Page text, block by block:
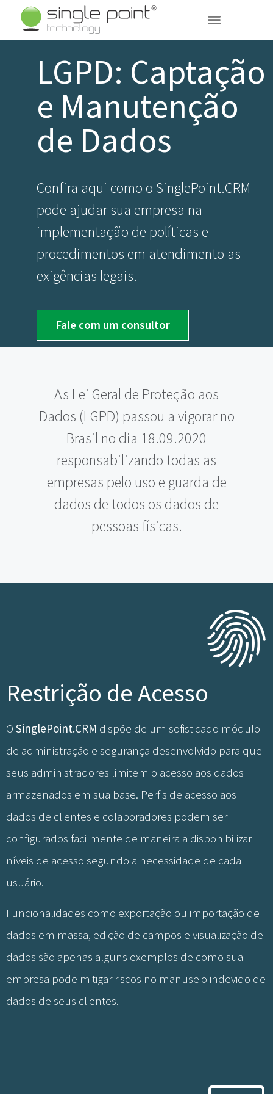
LGPD: Captação
e Manutenção
de Dados
Confira aqui como o SinglePoint.CRM
pode ajudar sua empresa na
implementação de políticas e
procedimentos em atendimento as
exigências legais.
Fale com um consultor
As Lei Geral de Proteção aos
Dados (LGPD) passou a vigorar no
Brasil no dia 18.09.2020
responsabilizando todas as
empresas pelo uso e guarda de
dados de todos os dados de
pessoas físicas.
Restrição de Acesso
O SinglePoint.CRM dispõe de um sofisticado módulo
de administração e segurança desenvolvido para que
seus administradores limitem o acesso aos dados
armazenados em sua base. Perfis de acesso aos
dados de clientes e colaboradores podem ser
configurados facilmente de maneira a disponibilizar
níveis de acesso segundo a necessidade de cada
usuário.
Funcionalidades como exportação ou importação de
dados em massa, edição de campos e visualização de
dados são apenas alguns exemplos de como sua
empresa pode mitigar riscos no manuseio indevido de
dados de seus clientes.